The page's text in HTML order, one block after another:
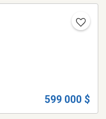
599 000 $